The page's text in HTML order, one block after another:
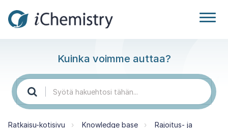
Kuinka voimme auttaa?
Ratkaisu-kotisivu Knowledge base
Rajoitus- ja